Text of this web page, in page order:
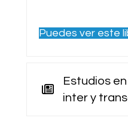
Puedes ver este
Estudios
inter y